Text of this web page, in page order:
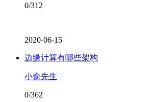
0/312
2020-06-15
边缘计算有哪些架构
小俞先生
0/362